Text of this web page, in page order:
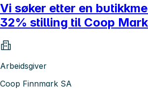
Vi søker etter en
32% stilling til Coop
Arbeidsgiver
Coop Finnmark SA